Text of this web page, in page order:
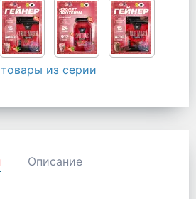
из серии
Описание